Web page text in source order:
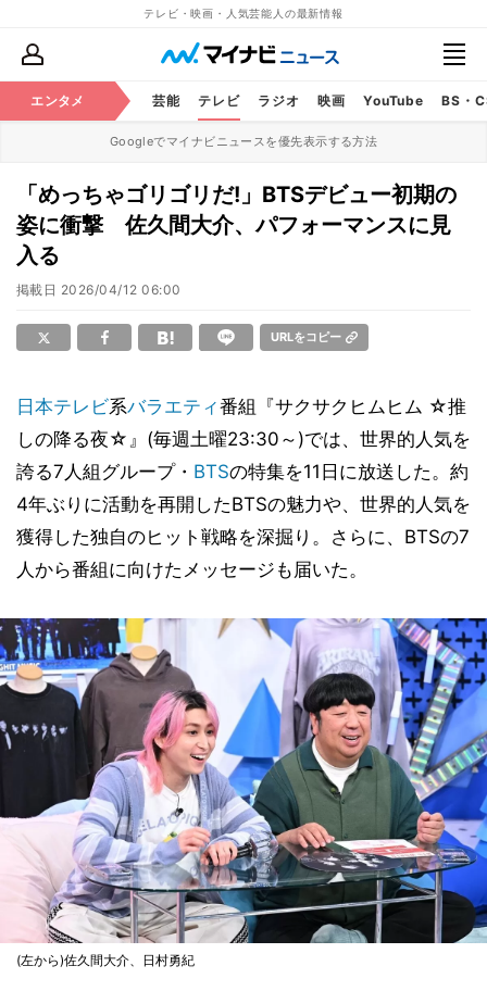
テレビ・映画・人気芸能人の最新情報
エンタメ 芸能 テレビ ラジオ 映画 YouTube BS・
Googleでマイナビニュースを優先表示する方法
「めっちゃゴリゴリだ!」BTSデビュー初期の
姿に衝撃 佐久間大介、パフォーマンスに見
入る
掲載日 2026/04/12 06:00
URLをコピー
日本テレビ系バラエティ番組『サクサクヒムヒム ☆推
しの降る夜☆』(毎週土曜23:30～)では、世界的人気を
誇る7人組グループ・ BTSの特集を11日に放送した。約
4年ぶりに活動を再開したBTSの魅力や、世界的人気を
獲得した独自のヒット戦略を深掘り。さらに、BTSの7
人から番組に向けたメッセージも届いた。
(左から)佐久間大介、日村勇紀